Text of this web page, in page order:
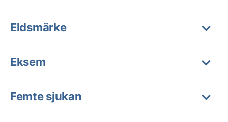
Eldsmärke
Eksem
Femte sjukan